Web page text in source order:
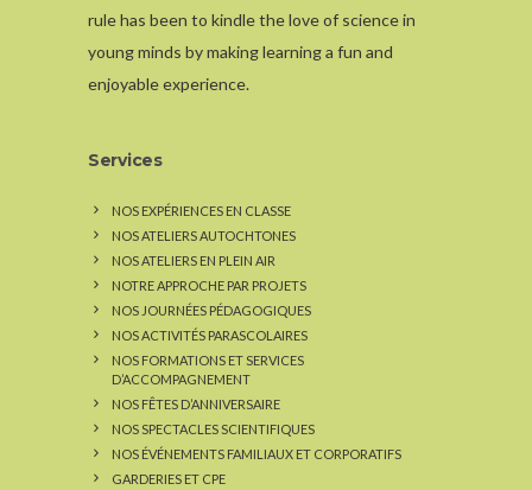
rule has been to kindle the love of science in
young minds by making learning a fun and
enjoyable experience.
Services
NOS EXPÉRIENCES EN CLASSE
NOS ATELIERS AUTOCHTONES
NOS ATELIERS EN PLEIN AIR
NOTRE APPROCHE PAR PROJETS
NOS JOURNÉES PÉDAGOGIQUES
NOS ACTIVITÉS PARASCOLAIRES
NOS FORMATIONS ET SERVICES
D’ACCOMPAGNEMENT
NOS FÊTES D’ANNIVERSAIRE
NOS SPECTACLES SCIENTIFIQUES
NOS ÉVÉNEMENTS FAMILIAUX ET CORPORATIFS
GARDERIES ET CPE